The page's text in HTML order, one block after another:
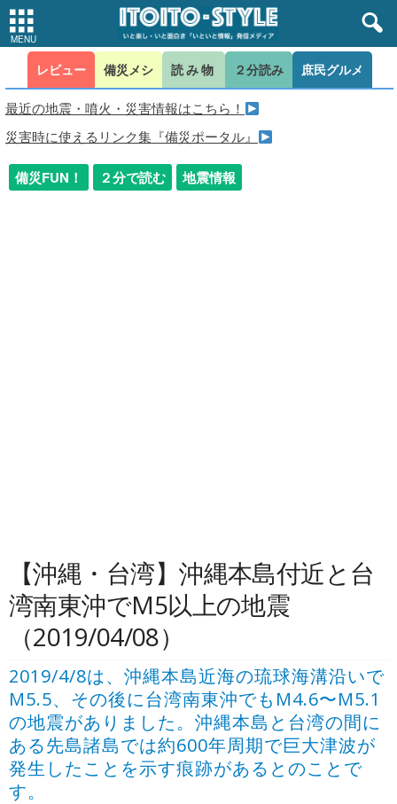
レビュー 備災メシ 読み物 ２分読み 庶民グルメ
最近の地震・噴火・災害情報はこちら！
災害時に使えるリンク集『備災ポータル』
備災FUN！ ２分で読む 地震情報
【沖縄・台湾】沖縄本島付近と台
湾南東沖でM5以上の地震
（2019/04/08）
2019/4/8は、沖縄本島近海の琉球海溝沿いで
M5.5、その後に台湾南東沖でもM4.6〜M5.1
の地震がありました。沖縄本島と台湾の間に
ある先島諸島では約600年周期で巨大津波が
発生したことを示す痕跡があるとのことで
す。